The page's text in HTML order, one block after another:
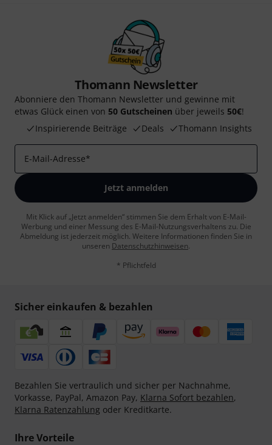
Thomann Newsletter
Abonniere den Thomann Newsletter und gewinne mit
etwas Glück einen von 50 Gutscheinen über jeweils 50€!
Inspirierende Beiträge
Deals Thomann Insights
E-Mail-Adresse*
Jetzt anmelden
Mit Klick auf „Jetzt anmelden“ stimmen Sie dem Erhalt von E-Mail-
Werbung und einer Messung des E-Mail-Nutzungsverhaltens zu. Die
Abmeldung ist jederzeit möglich. Weitere Informationen finden Sie in
unseren Datenschutzhinweisen.
* Pflichtfeld
Sicher einkaufen & bezahlen
Bezahlen Sie vertraulich und sicher per Nachnahme,
Vorkasse, PayPal, Amazon Pay, Klarna Sofort bezahlen,
Klarna Ratenzahlung oder Kreditkarte.
Ihre Vorteile